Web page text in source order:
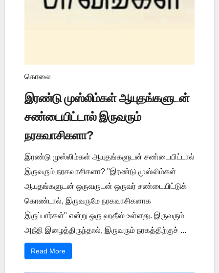
கொலை
இரண்டு முஸ்லிம்கள் ஆயுதங்களுடன்
சண்டையிட்டால் இருவரும்
நரகவாசிகளா?
இரண்டு முஸ்லிம்கள் ஆயுதங்களுடன் சண்டையிட்டால்
இருவரும் நரகவாசிகளா? "இரண்டு முஸ்லிம்கள்
ஆயுதங்களுடன் ஒருவருடன் ஒருவர் சண்டையிட்டுக்
கொண்டால், இருவருமே நரகவாசிகளாக
இருப்பார்கள்" என்று ஒரு ஹதீஸ் உள்ளது. இருவரும்
அநீதி இழைத்திருந்தால், இருவரும் நரகத்திற்குச் ...
Read More